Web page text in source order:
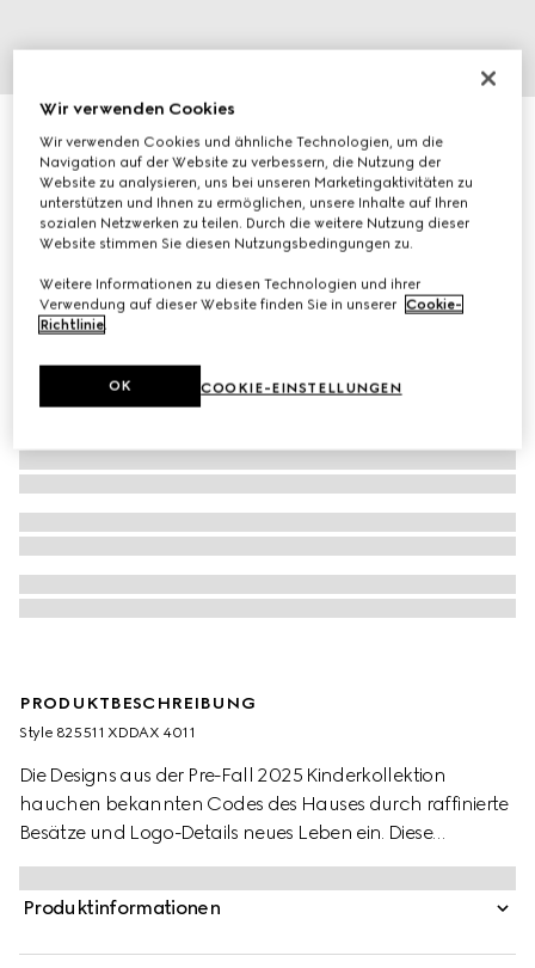
Kindershorts aus Denim mit gelasertem Detail
€ 380
PRODUKTBESCHREIBUNG
Style ‎825511 XDDAX 4011
Die Designs aus der Pre-Fall 2025 Kinderkollektion
hauchen bekannten Codes des Hauses durch raffinierte
Besätze und Logo-Details neues Leben ein. Diese
Kindershorts aus Denim mit Waschung werden von einem
gelaserten Gucci Logo geziert.
Produktinformationen
Wir verwenden Cookies
Wir verwenden Cookies und ähnliche Technologien, um die
Navigation auf der Website zu verbessern, die Nutzung der
Website zu analysieren, uns bei unseren Marketingaktivitäten zu
unterstützen und Ihnen zu ermöglichen, unsere Inhalte auf Ihren
sozialen Netzwerken zu teilen. Durch die weitere Nutzung dieser
Website stimmen Sie diesen Nutzungsbedingungen zu.
Weitere Informationen zu diesen Technologien und ihrer
Verwendung auf dieser Website finden Sie in unserer Cookie-
Richtlinie.
COOKIE-EINSTELLUNGEN
OK